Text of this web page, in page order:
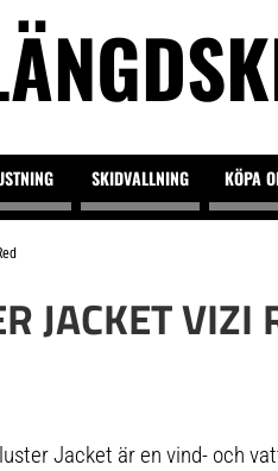
SKIDVALLNING KÖPA
JACKET VIZI
Jacket är en vind- och